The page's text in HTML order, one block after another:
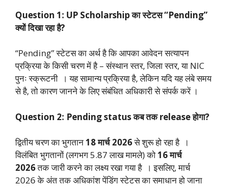
Question 1: UP Scholarship का स्टेटस “Pending”
क्यों दिखा रहा है?
“Pending” स्टेटस का अर्थ है कि आपका आवेदन सत्यापन
प्रक्रिया के किसी चरण में है – संस्थान स्तर, जिला स्तर, या NIC
पुनः स्क्रूटनी । यह सामान्य प्रक्रिया है, लेकिन यदि यह लंबे समय
से है, तो कारण जानने के लिए संबंधित अधिकारी से संपर्क करें ।
Question 2: Pending status कब तक release होगा?
द्वितीय चरण का भुगतान18 मार्च 2026से शुरू हो रहा है ।
विलंबित भुगतानों (लगभग 5.87 लाख मामले) को16 मार्च
2026तक जारी करने का लक्ष्य रखा गया है । इसलिए, मार्च
2026 के अंत तक अधिकांश पेंडिंग स्टेटस का समाधान हो जाना